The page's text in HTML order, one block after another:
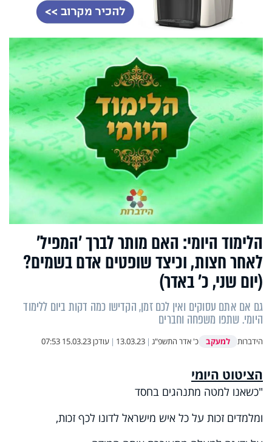
הלימוד היומי: האם מותר לברך ’המפיל’
לאחר חצות, וכיצד שופטים אדם בשמים?
(יום שני, כ’ באדר)
גם אם אתם עסוקים ואין לכם זמן, הקדישו כמה דקות ביום ללימוד
היומי. שתפו משפחה וחברים
הידברות למעקב כ' אדר התשפ"ג |
13.03.23
| עודכן15.03.23 07:53
הציטוט היומי
"כשאנו למטה מתנהגים בחסד
ומלמדים זכות על כל איש מישראל לדונו לכף זכות,